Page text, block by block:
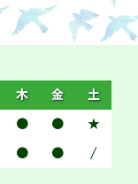
木 金
土
● ●
★
● ● /